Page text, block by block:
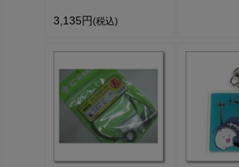
3,135円 (税込)